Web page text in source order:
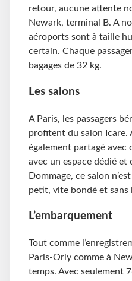
retour, aucune attente
Newark, terminal B. A
aéroports sont à taille
certain. Chaque
bagages de 32 kg.
Les salons
A Paris, les passagers
profitent du salon Icare.
également partagé avec
avec un espace dédié
Dommage, ce salon
petit, vite bondé et sans
L’embarquement
Tout comme
Paris-Orly comme à
temps. Avec seulement